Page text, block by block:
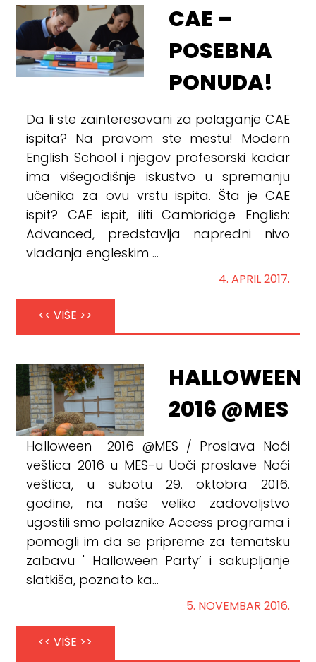
CAE –
POSEBNA
PONUDA!
Da li ste zainteresovani za polaganje CAE
ispita? Na pravom ste mestu! Modern
English School i njegov profesorski kadar
ima višegodišnje iskustvo u spremanju
učenika za ovu vrstu ispita. Šta je CAE
ispit? CAE ispit, iliti Cambridge English:
Advanced, predstavlja napredni nivo
vladanja engleskim ...
4. APRIL 2017.
<< VIŠE >>
HALLOWEEN
2016 @MES
Halloween 2016 @MES / Proslava Noći
veštica 2016 u MES-u Uoči proslave Noći
veštica, u subotu 29. oktobra 2016.
godine, na naše veliko zadovoljstvo
ugostili smo polaznike Access programa i
pomogli im da se pripreme za tematsku
zabavu ' Halloween Party’ i sakupljanje
slatkiša, poznato ka...
5. NOVEMBAR 2016.
<< VIŠE >>